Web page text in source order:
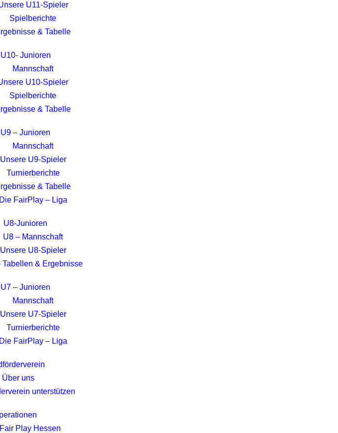
U11-Spieler
Spielberichte
& Tabelle
U10- Junioren
Mannschaft
U10-Spieler
Spielberichte
& Tabelle
U9 – Junioren
Mannschaft
Unsere U9-Spieler
Turnierberichte
& Tabelle
Die FairPlay – Liga
U8-Junioren
U8 – Mannschaft
Unsere U8-Spieler
Tabellen & Ergebnisse
U7 – Junioren
Mannschaft
Unsere U7-Spieler
Turnierberichte
Die FairPlay – Liga
Über uns
unterstützen
Play Hessen